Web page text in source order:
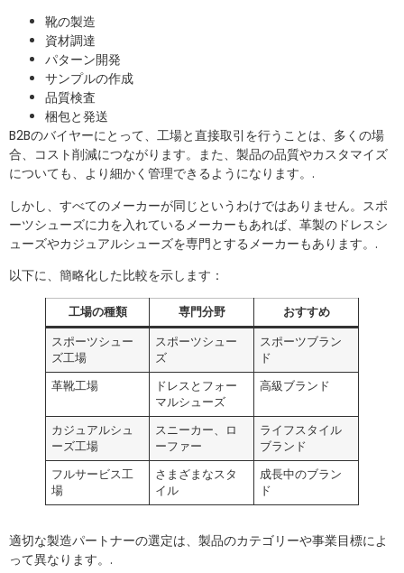
靴の製造
資材調達
パターン開発
サンプルの作成
品質検査
梱包と発送
B2Bのバイヤーにとって、工場と直接取引を行うことは、多くの場
合、コスト削減につながります。また、製品の品質やカスタマイズ
についても、より細かく管理できるようになります。.
しかし、すべてのメーカーが同じというわけではありません。スポ
ーツシューズに力を入れているメーカーもあれば、革製のドレスシ
ューズやカジュアルシューズを専門とするメーカーもあります。.
以下に、簡略化した比較を示します：
工場の種類 専門分野
おすすめ
スポーツシュー
ズ工場
スポーツシュー
ズ
スポーツブラン
ド
革靴工場
ドレスとフォー
マルシューズ
高級ブランド
カジュアルシュ
ーズ工場
スニーカー、ロ
ーファー
ライフスタイル
ブランド
フルサービス工
場
さまざまなスタ
イル
成長中のブラン
ド
適切な製造パートナーの選定は、製品のカテゴリーや事業目標によ
って異なります。.